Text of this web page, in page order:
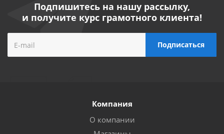
Подпишитесь на нашу рассылку,
и получите курс грамотного клиента!
Компания
О компании